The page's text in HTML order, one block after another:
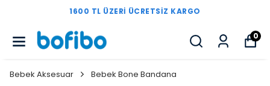
1600 TL ÜZERI ÜCRETSIZ KARGO
0
Bebek Aksesuar Bebek Bone Bandana